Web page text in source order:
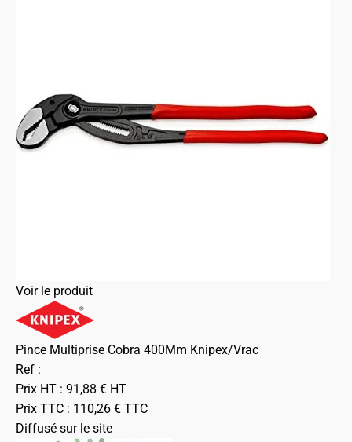
Voir le produit
Pince Multiprise Cobra 400Mm Knipex/Vrac
Ref :
Prix HT : 91,88 € HT
Prix TTC : 110,26 € TTC
Diffusé sur le site